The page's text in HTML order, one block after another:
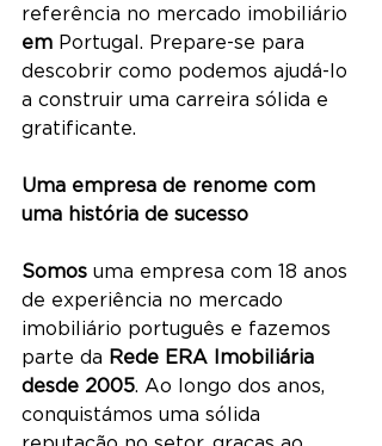
referência no mercado imobiliário
em Portugal. Prepare-se para
descobrir como podemos ajudá-lo
a construir uma carreira sólida e
gratificante.
Uma empresa de renome com
uma história de sucesso
Somos uma empresa com 18 anos
de experiência no mercado
imobiliário português e fazemos
parte da Rede ERA Imobiliária
desde 2005. Ao longo dos anos,
conquistámos uma sólida